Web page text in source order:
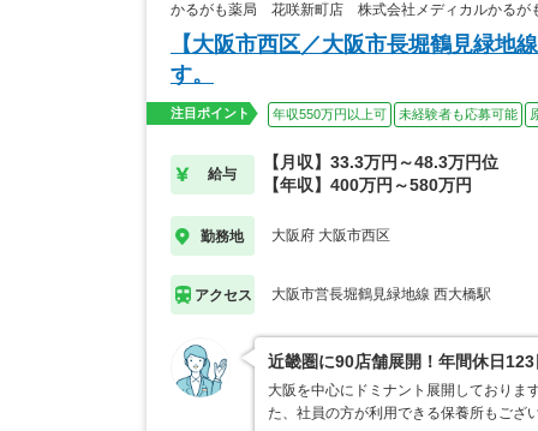
かるがも薬局 花咲新町店 株式会社メディカルかるが
【大阪市西区／大阪市長堀鶴見緑地
す。
注目ポイント 年収550万円以上可 未経験者も応募可能
給与
【月収】33.3万円～48.3万円位
【年収】400万円～580万円
勤務地 大阪府 大阪市西区
アクセス 大阪市営長堀鶴見緑地線 西大橋駅
近畿圏に90店舗展開！年間休日
大阪を中心にドミナント展開しておりま
た、社員の方が利用できる保養所もござ